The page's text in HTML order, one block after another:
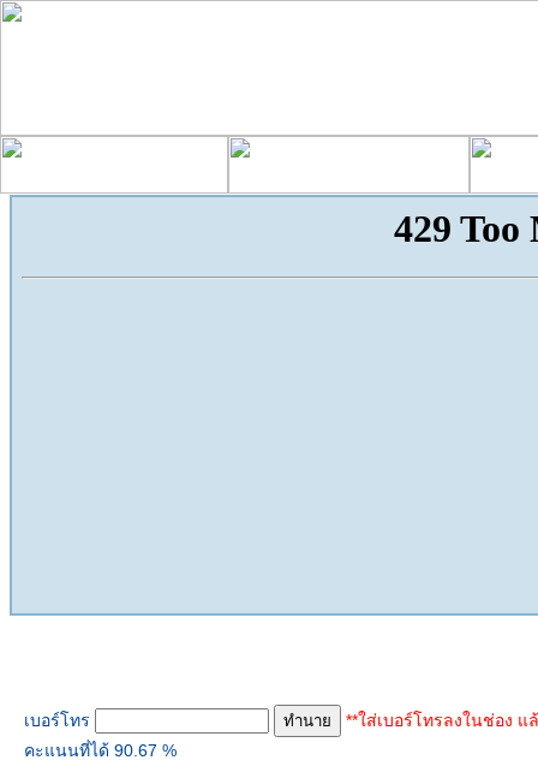
เบอร์โทร
**ใส่เบอร์โทรลงในช่อง แ
คะแนนที่ได้ 90.67 %